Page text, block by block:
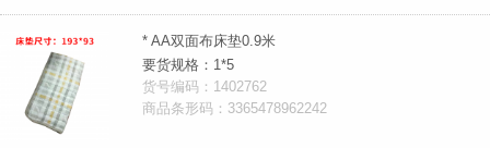
* AA双面布床垫0.9米
要货规格：1*5
货号编码：1402762
商品条形码：3365478962242